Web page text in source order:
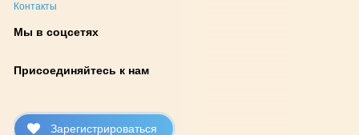
Контакты
Мы в соцсетях
Присоединяйтесь к нам
Зарегистрироваться